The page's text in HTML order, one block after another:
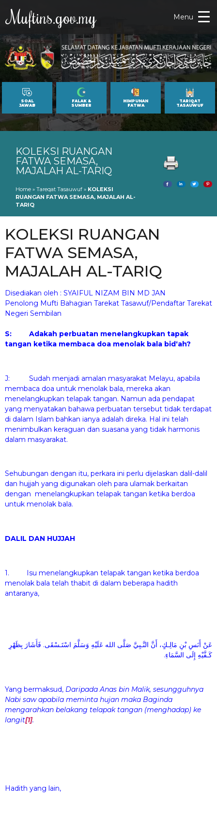
Muftins.gov.my Menu
SOAL
JAWAB
FALAK &
SUMBER
HIMPUNAN
FATWA
TARIQAT
TASAUWUF
KOLEKSI RUANGAN
FATWA SEMASA,
MAJALAH AL-TARIQ
Home » Tareqat Tasauwuf » KOLEKSI
RUANGAN FATWA SEMASA, MAJALAH AL-
TARIQ
KOLEKSI RUANGAN
FATWA SEMASA,
MAJALAH AL-TARIQ
Disediakan oleh : SYAIFUL NIZAM BIN MD JAN
Penolong Mufti Bahagian Tarekat Tasawuf/Pendaftar Tarekat
Negeri Sembilan
S: Adakah perbuatan menelangkupkan tapak
tangan ketika membaca doa menolak bala bid‘ah?
J: Sudah menjadi amalan masyarakat Melayu, apabila
membaca doa untuk menolak bala, mereka akan
menelangkupkan telapak tangan. Namun ada pendapat
yang menyatakan bahawa perbuatan tersebut tidak terdapat
di dalam Islam bahkan ianya adalah direka. Hal ini telah
menimbulkan keraguan dan suasana yang tidak harmonis
dalam masyarakat.
Sehubungan dengan itu, perkara ini perlu dijelaskan dalil-dalil
dan hujjah yang digunakan oleh para ulamak berkaitan
dengan menelangkupkan telapak tangan ketika berdoa
untuk menolak bala.
DALIL DAN HUJJAH
1. Isu menelangkupkan telapak tangan ketika berdoa
menolak bala telah thabit di dalam beberapa hadith
antaranya,
عَنْ أَنَسِ بْنِ مَالِـكٍ، أَنَّ النَّـبِيَّ صَلَّى الله عَلَيْهِ وَسَلَّمَ اسْتَـسْقَى. فَأَشَارَ بِظَهْرِ
كَـفَّيْهِ إِلَى السَّمَاءِ.
Yang bermaksud, Daripada Anas bin Malik, sesungguhnya
Nabi saw apabila meminta hujan maka Baginda
mengarahkan belakang telapak tangan (menghadap) ke
langit[1].
Hadith yang lain,